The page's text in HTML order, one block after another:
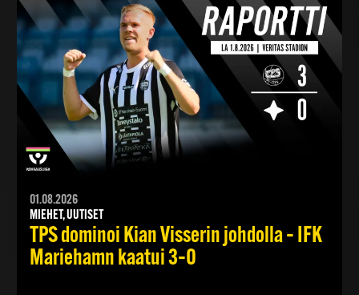
01.08.2026
MIEHET, UUTISET
TPS dominoi Kian Visserin johdolla – IFK
Mariehamn kaatui 3–0